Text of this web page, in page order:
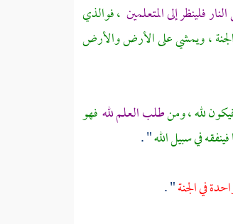
فلينظر إلى المتعلمين ، فوالذي
الجنة ، ويمشي على الأرض والأرض
لله ، ومنطلب العلم للهفهو
في سبيل الله" .
في الجنة" .